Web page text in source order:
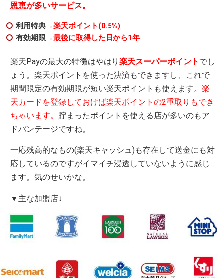
恩恵が多いサービス。
利用特典→楽天ポイント(0.5%)
有効期限→最後に取得した日から1年
楽天Payの最大の特徴はやはり楽天スーパーポイント でし
ょう。楽天ポイントを使った決済もできますし、これで
期間限定の有効期限が短い楽天ポイントも使えます。楽
天カードを登録しておけば楽天ポイントの2重取りもでき
ちゃいます。 貯まったポイントを使える店が多いのもア
ドバンテージですね。
一応残高的なもの(楽天キャッシュ)も存在して送金にも対
応しているのですがイマイチ浸透していないように感じ
ます。気のせいかな。
▼主な加盟店↓